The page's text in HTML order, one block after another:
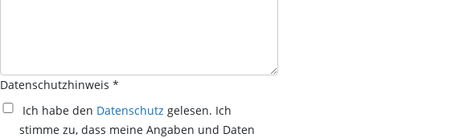
Datenschutzhinweis *
Ich habe den Datenschutz gelesen. Ich
stimme zu, dass meine Angaben und Daten